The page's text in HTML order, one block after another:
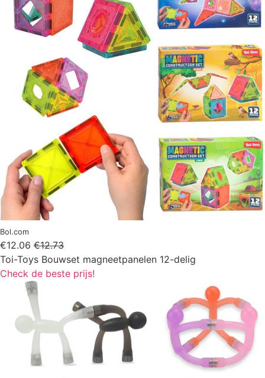
Bol.com
€12.06 €12.73
Toi-Toys Bouwset magneetpanelen 12-delig
Check de beste prijs!